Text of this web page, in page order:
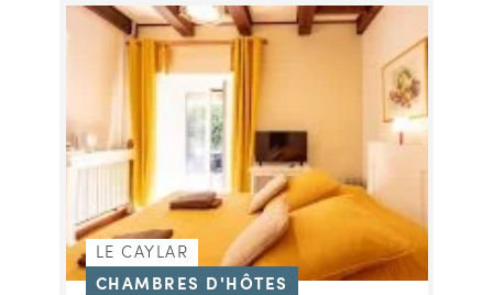
LE CAYLAR
CHAMBRES D'HÔTES